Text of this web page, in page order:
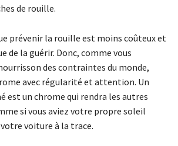
de rouille.
prévenir la rouille est moins coûteux et
de la guérir. Donc, comme vous
des contraintes du monde,
avec régularité et attention. Un
est un chrome qui rendra les autres
si vous aviez votre propre soleil
voiture à la trace.